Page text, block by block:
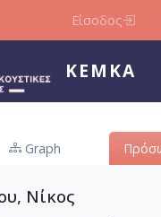
Είσοδος
ΚΕΜΚΑ
Graph
Νίκος